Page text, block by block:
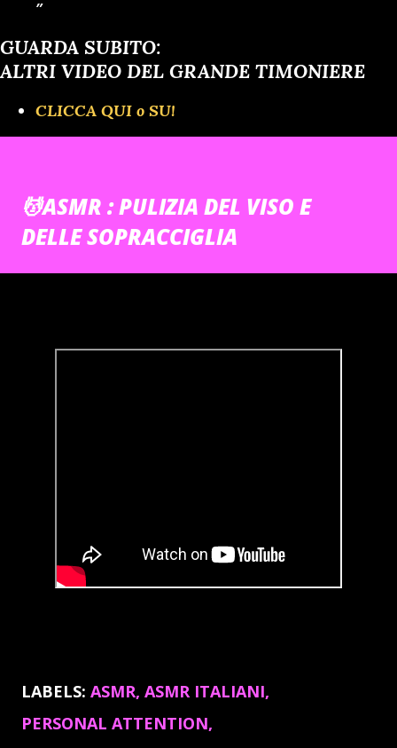
GUARDA SUBITO:
ALTRI VIDEO DEL GRANDE TIMONIERE
CLICCA QUI o SU!
💆ASMR : PULIZIA DEL VISO E
DELLE SOPRACCIGLIA
LABELS: ASMR ASMR ITALIANI
PERSONAL ATTENTION